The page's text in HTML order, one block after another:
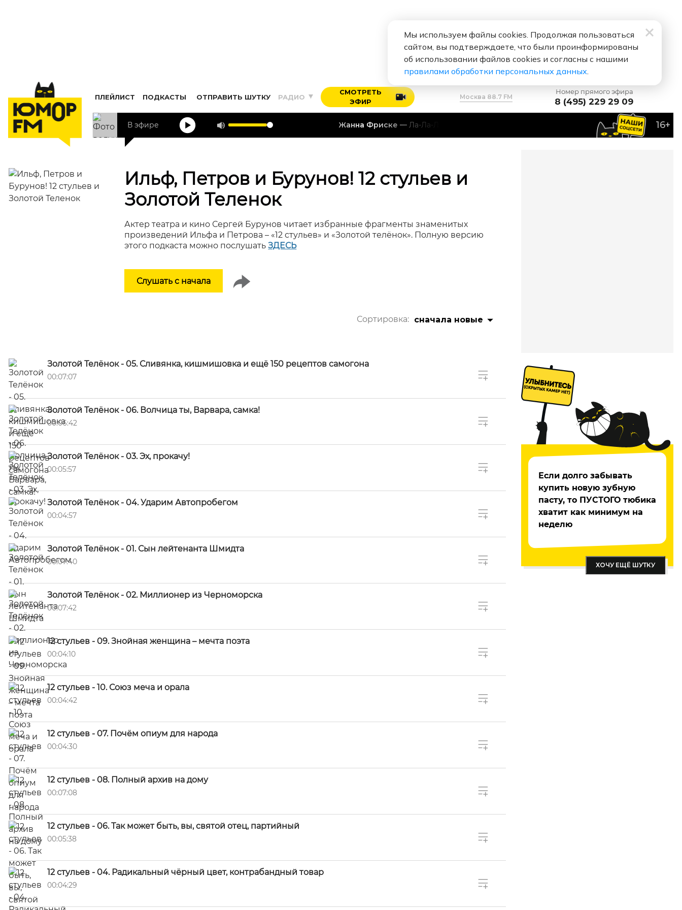
ПЛЕЙЛИСТ ПОДКАСТЫ ОТПРАВИТЬ ШУТКУ РАДИО
СМОТРЕТЬ
ЭФИР
Москва 88.7 FM
Номер прямого эфира
8 (495) 229 29 09
В эфире Жанна Фриске Ла-Ла-Ла 16+
Ильф, Петров и Бурунов! 12 стульев и
Золотой Теленок
Актер театра и кино Сергей Бурунов читает избранные фрагменты знаменитых
произведений Ильфа и Петрова – «12 стульев» и «Золотой телёнок». Полную версию
этого подкаста можно послушатьЗДЕСЬ
Слушать с начала
Сортировка: сначала новые
Золотой Телёнок - 05. Сливянка, кишмишовка и ещё 150 рецептов самогона
00:07:07
Золотой Телёнок - 06. Волчица ты, Варвара, самка!
00:06:42
Золотой Телёнок - 03. Эх, прокачу!
00:05:57
Золотой Телёнок - 04. Ударим Автопробегом
00:04:57
Золотой Телёнок - 01. Сын лейтенанта Шмидта
00:07:40
Золотой Телёнок - 02. Миллионер из Черноморска
00:07:42
12 стульев - 09. Знойная женщина – мечта поэта
00:04:10
12 стульев - 10. Союз меча и орала
00:04:42
12 стульев - 07. Почём опиум для народа
00:04:30
12 стульев - 08. Полный архив на дому
00:07:08
12 стульев - 06. Так может быть, вы, святой отец, партийный
00:05:38
12 стульев - 04. Радикальный чёрный цвет, контрабандный товар
00:04:29
Если долго забывать
купить новую зубную
пасту, то ПУСТОГО тюбика
хватит как минимум на
неделю
ХОЧУ ЕЩЁ ШУТКУ
Мы используем файлы cookies. Продолжая пользоваться
сайтом, вы подтверждаете, что были проинформированы
об использовании файлов cookies и согласны с нашими
правилами обработки персональных данных.